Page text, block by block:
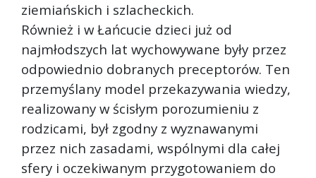
ziemiańskich i szlacheckich.
Również i w Łańcucie dzieci już od
najmłodszych lat wychowywane były przez
odpowiednio dobranych preceptorów. Ten
przemyślany model przekazywania wiedzy,
realizowany w ścisłym porozumieniu z
rodzicami, był zgodny z wyznawanymi
przez nich zasadami, wspólnymi dla całej
sfery i oczekiwanym przygotowaniem do